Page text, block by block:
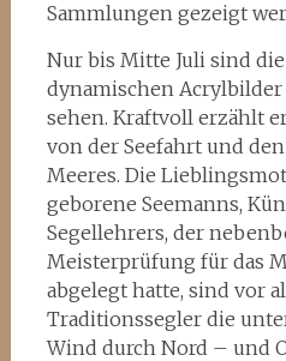
Sammlungen gezeigt
Nur bis Mitte Juli sind
dynamischen
sehen. Kraftvoll erzählt
von der Seefahrt und
Meeres. Die
geborene Seemanns,
Segellehrers, der
Meisterprüfung für das
abgelegt hatte, sind vor
Traditionssegler die
Wind durch Nord – und